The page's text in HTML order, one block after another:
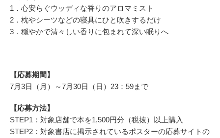
1．心安らぐウッディな香りのアロマミスト
2．枕やシーツなどの寝具にひと吹きするだけ
3．穏やかで清々しい香りに包まれて深い眠りへ
【応募期間】
7月3日（月）～7月30日（日）23：59まで
【応募方法】
STEP1：対象店舗で本を1,500円分（税抜）以上購入
STEP2：対象書店に掲示されているポスターの応募サイトの